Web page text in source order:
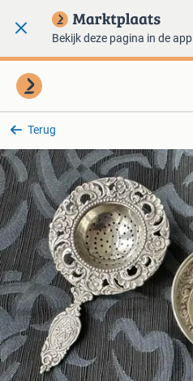
Bekijk deze pagina in de app
Terug